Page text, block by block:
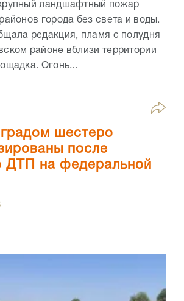
ландшафтный пожар
города без света и воды.
редакция, пламя с полудня
районе вблизи территории
Огонь...
шестеро
после
ДТП на федеральной